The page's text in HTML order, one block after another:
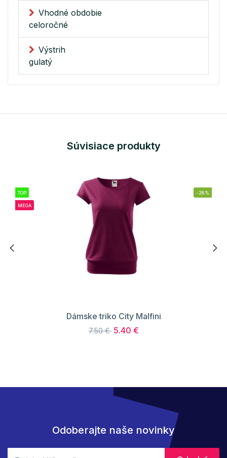
Vhodné obdobie
celoročné
Výstrih
gulatý
Súvisiace produkty
TOP
MEGA
-28%
Dámske triko City Malfini
7.50 € 5.40 €
Odoberajte naše novinky